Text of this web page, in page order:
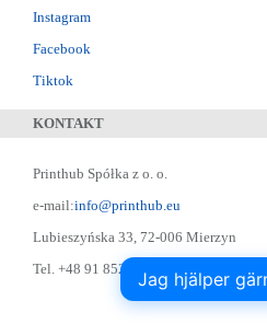
Instagram
Facebook
Tiktok
KONTAKT
Printhub Spółka z o. o.
e-mail:info@printhub.eu
Lubieszyńska 33, 72-006 Mierzyn
Tel. +48 91 852 22 22 ; Skype:
Jag hjälper